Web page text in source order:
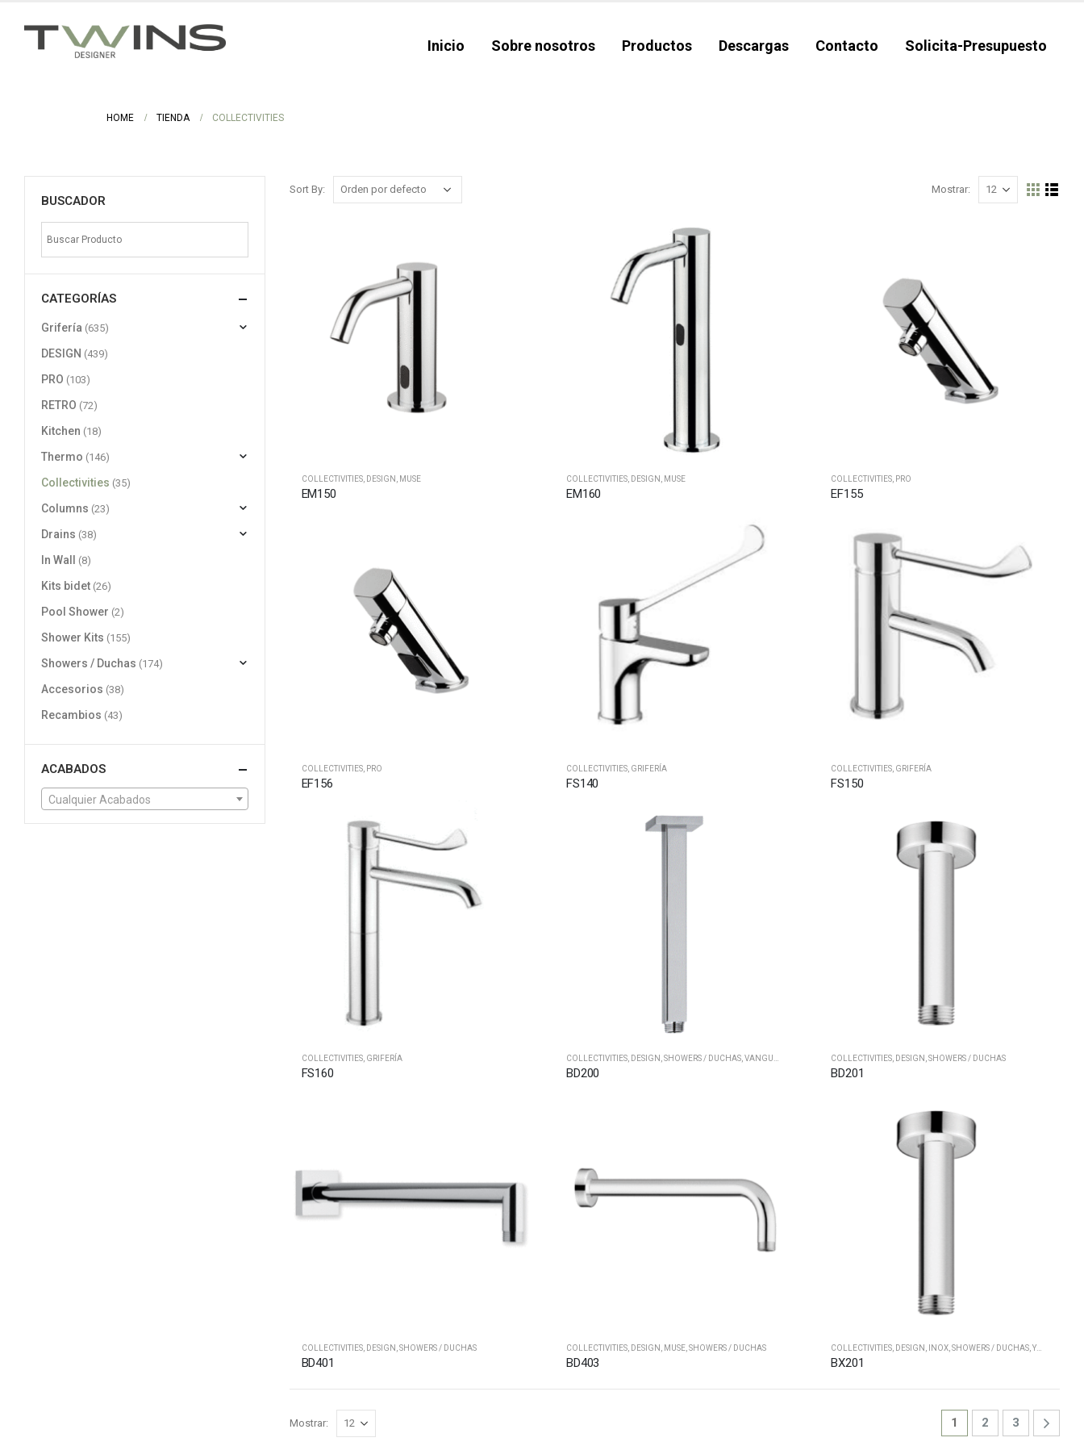
Inicio Sobre nosotros Productos Descargas Contacto Solicita-Presupuesto
HOME TIENDA COLLECTIVITIES
Sort By: Mostrar:
COLLECTIVITIES, DESIGN , MUSE
EM150
COLLECTIVITIES, DESIGN , MUSE
EM160
COLLECTIVITIES, PRO
EF155
COLLECTIVITIES, PRO
EF156
COLLECTIVITIES, GRIFERÍA
FS140
COLLECTIVITIES GRIFERÍA
FS150
COLLECTIVITIES, GRIFERÍA
FS160
COLLECTIVITIES, DESIGN SHOWERS / DUCHAS, VANGUARD
BD200
COLLECTIVITIES DESIGN ,SHOWERS / DUCHAS
BD201
COLLECTIVITIES, DESIGN SHOWERS / DUCHAS
BD401
COLLECTIVITIES, DESIGN MUSE, SHOWERS / DUCHAS
BD403
COLLECTIVITIES DESIGN INOX ,SHOWERS / DUCHAS ,YACHT
BX201
Mostrar: 1 2 3
BUSCADOR
CATEGORÍAS
Grifería (635)
DESIGN (439)
PRO (103)
RETRO (72)
Kitchen (18)
Thermo (146)
Collectivities (35)
Columns (23)
Drains (38)
In Wall (8)
Kits bidet (26)
Pool Shower (2)
Shower Kits (155)
Showers / Duchas (174)
Accesorios (38)
Recambios (43)
ACABADOS
Cualquier Acabados